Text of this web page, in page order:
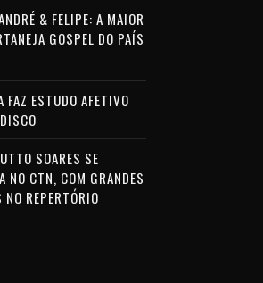
& FELIPE: A MAIOR
GOSPEL DO PAÍS
FAZ ESTUDO AFETIVO
SOARES SE
NO CTN, COM GRANDES
NO REPERTÓRIO